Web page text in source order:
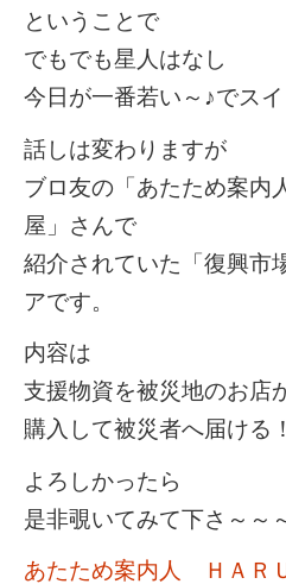
ということで
でもでも星人はなし
今日が一番若い～♪でス
話しは変わりますが
ブロ友の「あたため案
屋」さんで
紹介されていた「復興市
アです。
内容は
支援物資を被災地のお店
購入して被災者へ届ける
よろしかったら
是非覗いてみて下さ～～
あたため案内人 ＨＡＲ